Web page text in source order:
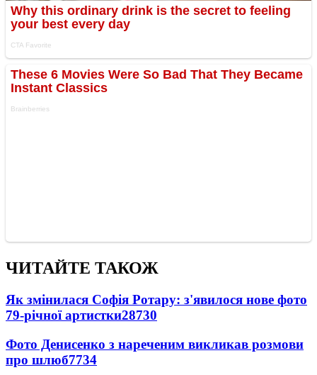
ЧИТАЙТЕ ТАКОЖ
Як змінилася Софія Ротару: з'явилося нове фото
79-річної артистки28730
Фото Денисенко з нареченим викликав розмови
про шлюб7734